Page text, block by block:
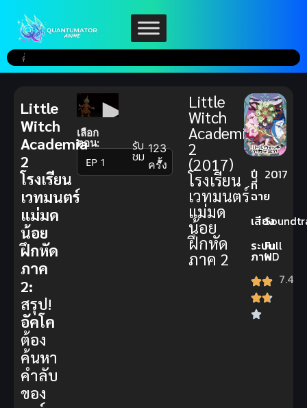
เลือก
ตอน:
▼
รับ
ชม 123
ครั้ง
Little
Witch
Academia
2
(2017)
โรงเรียน
เวทมนตร์
แม่มด
น้อย
ฝึกหัด
ภาค 2
ปี
ที่
ฉาย
2017
เสียง
ระบบ
ภาพ
Full
HD
7.4
Little
Witch
Academia
2
โรงเรียน
เวทมนตร์
แม่มด
น้อย
ฝึกหัด
ภาค
2:
สรุป!
อัคโค
ต้อง
ค้นหา
คำลับ
ของ